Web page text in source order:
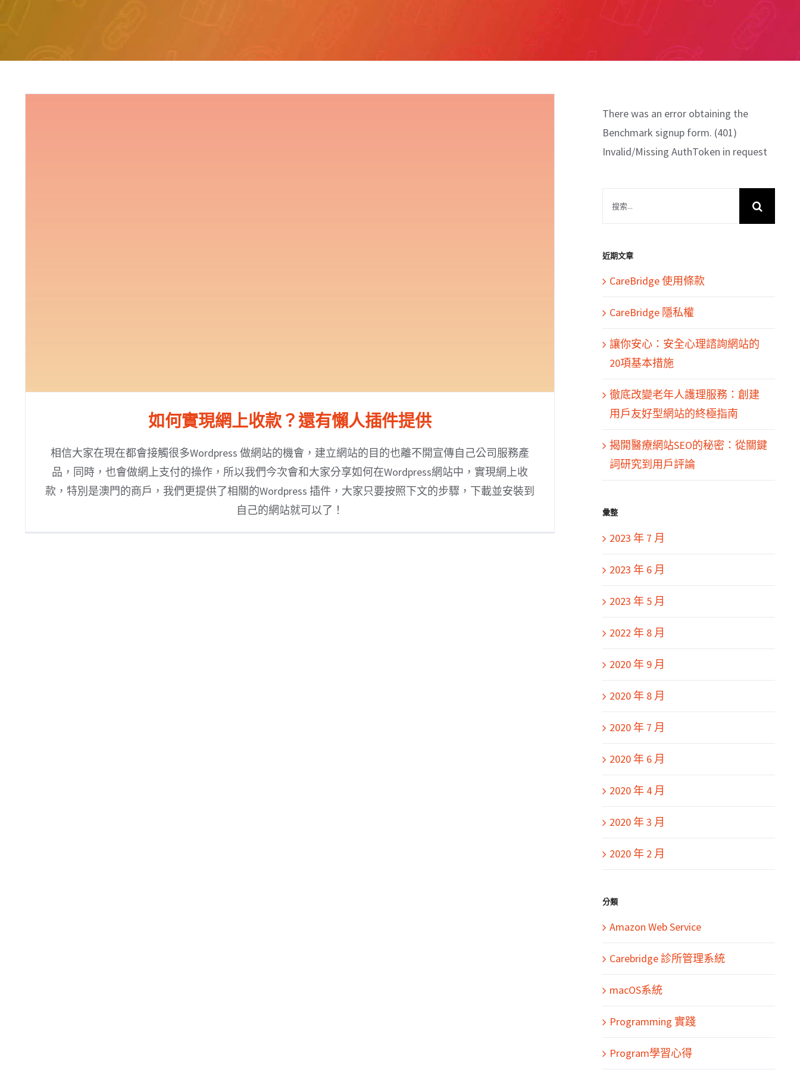
如何實現網上收款？還有懶人插件提供
相信大家在現在都會接觸很多Wordpress 做網站的機會，建立網站的目的也離不開宣傳自己公司服務產
品，同時，也會做網上支付的操作，所以我們今次會和大家分享如何在Wordpress網站中，實現網上收
款，特別是澳門的商戶，我們更提供了相關的Wordpress 插件，大家只要按照下文的步驟，下載並安裝到
自己的網站就可以了！
There was an error obtaining the
Benchmark signup form. (401)
Invalid/Missing AuthToken in request
果：
近期文章
CareBridge 使用條款
CareBridge 隱私權
讓你安心：安全心理諮詢網站的
20項基本措施
徹底改變老年人護理服務：創建
用戶友好型網站的終極指南
揭開醫療網站SEO的秘密：從關鍵
詞研究到用戶評論
彙整
2023 年 7 月
2023 年 6 月
2023 年 5 月
2022 年 8 月
2020 年 9 月
2020 年 8 月
2020 年 7 月
2020 年 6 月
2020 年 4 月
2020 年 3 月
2020 年 2 月
分類
Amazon Web Service
Carebridge 診所管理系統
macOS系統
Programming 實踐
Program學習心得